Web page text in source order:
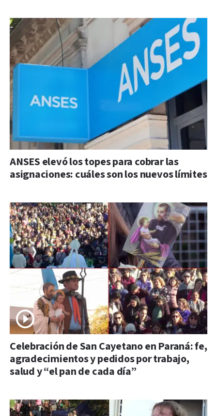
ANSES elevó los topes para cobrar las
asignaciones: cuáles son los nuevos límites
Celebración de San Cayetano en Paraná: fe,
agradecimientos y pedidos por trabajo,
salud y “el pan de cada día”